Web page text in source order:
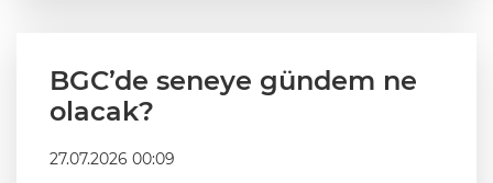
BGC’de seneye gündem ne
olacak?
27.07.2026 00:09